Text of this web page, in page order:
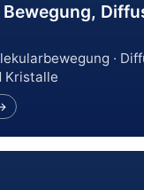
·
Kristalle